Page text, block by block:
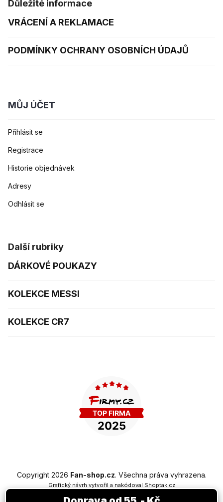
Důležité informace
VRÁCENÍ A REKLAMACE
PODMÍNKY OCHRANY OSOBNÍCH ÚDAJŮ
MŮJ ÚČET
Přihlásit se
Registrace
Historie objednávek
Adresy
Odhlásit se
Další rubriky
DÁRKOVÉ POUKAZY
KOLEKCE MESSI
KOLEKCE CR7
Copyright 2026 Fan-shop.cz. Všechna práva vyhrazena.
Grafický návrh vytvořil a nakódoval Shoptak.cz